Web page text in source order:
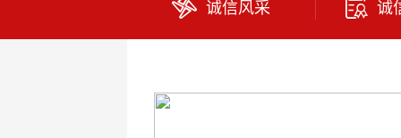
诚信风采 诚